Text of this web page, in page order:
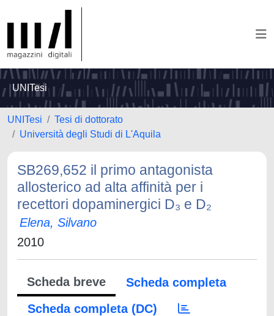
UNITesi
UNITesi
Tesi di dottorato
Università degli Studi di L'Aquila
SB269,652 il primo antagonista
allosterico ad alta affinità per i
recettori dopaminergici D₃ e D₂
Elena, Silvano
2010
Scheda breve
Scheda completa
Scheda completa (DC)